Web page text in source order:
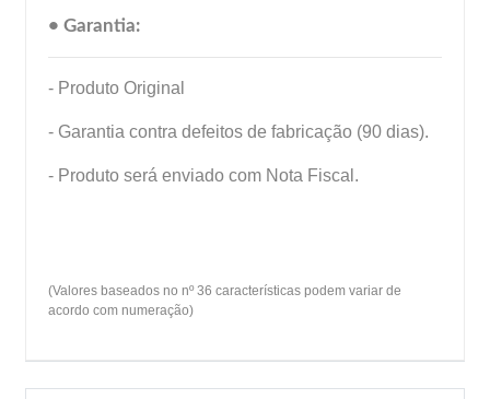
• Garantia:
- Produto Original
- Garantia contra defeitos de fabricação (90 dias).
- Produto será enviado com Nota Fiscal.
(Valores baseados no nº 36 características podem variar de
acordo com numeração)